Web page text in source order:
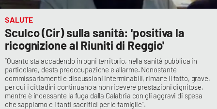
Sanità
Società
Sport
RUBRICHE
SALUTE
Sculco (Cir) sulla sanità: 'positiva la
ricognizione al Riuniti di Reggio'
“Quanto sta accadendo in ogni territorio, nella sanità pubblica in
particolare, desta preoccupazione e allarme. Nonostante
commissariamenti e discussioni interminabili, rimane il fatto, grave,
per cui i cittadini continuano a non ricevere prestazioni dignitose,
mentre è incessante la fuga dalla Calabria con gli aggravi di spesa
che sappiamo e i tanti sacrifici per le famiglie”.